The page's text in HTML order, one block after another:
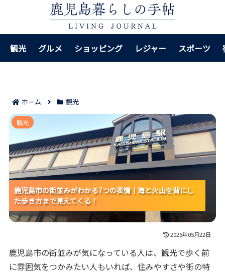
観光 グルメ ショッピング レジャー スポーツ
ホーム 観光
鹿児島市の街並みがわかる7つの表情｜海と火山を背に
した歩き方まで見えてくる！
鹿児島市の街並みがわかる7つの表情｜海と火山を背にし
た歩き方まで見えてくる！
鹿児島市の街並みがわかる7つの表情｜海と火山を背にし
た歩き方まで見えてくる！
鹿児島市の街並みがわかる7つの表情｜海と火山を背にし
た歩き方まで見えてくる！
観光
2026年05月22日
鹿児島市の街並みが気になっている人は、観光で歩く前
に雰囲気をつかみたい人もいれば、住みやすさや街の特